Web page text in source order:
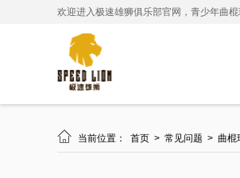
欢迎进入极速雄狮俱乐部官网，青少年曲
 当前位置： 首页 > 常见问题 > 曲棍